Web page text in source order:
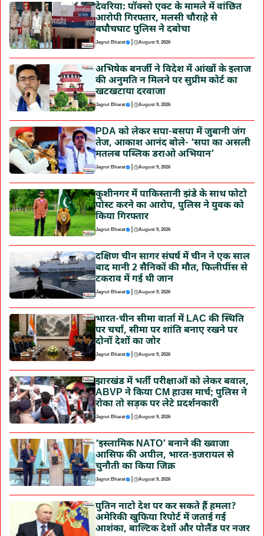
देवरिया: पॉक्सो एक्ट के मामले में वांछित
आरोपी गिरफ्तार, मलसी चौराहे से
बघौचघाट पुलिस ने दबोचा
Jagrut Bharat | August 9, 2026
अभिषेक बनर्जी ने विदेश में आंखों के इलाज
की अनुमति न मिलने पर सुप्रीम कोर्ट का
खटखटाया दरवाजा
Jagrut Bharat | August 9, 2026
PDA को लेकर सपा-बसपा में जुबानी जंग
तेज, आकाश आनंद बोले- ‘सपा का असली
मतलब पब्लिक डराओ अभियान’
Jagrut Bharat | August 9, 2026
कुशीनगर में पाकिस्तानी झंडे के साथ फोटो
पोस्ट करने का आरोप, पुलिस ने युवक को
किया गिरफ्तार
Jagrut Bharat | August 9, 2026
दक्षिण चीन सागर संघर्ष में चीन ने एक साल
बाद मानी 2 सैनिकों की मौत, फिलीपींस से
टकराव में गई थी जान
Jagrut Bharat | August 9, 2026
भारत-चीन सीमा वार्ता में LAC की स्थिति
पर चर्चा, सीमा पर शांति बनाए रखने पर
दोनों देशों का जोर
Jagrut Bharat | August 9, 2026
झारखंड में भर्ती परीक्षाओं को लेकर बवाल,
ABVP ने किया CM हाउस मार्च; पुलिस ने
रोका तो सड़क पर लेटे प्रदर्शनकारी
Jagrut Bharat | August 9, 2026
‘इस्लामिक NATO’ बनाने की ख्वाजा
आसिफ की अपील, भारत-इजरायल से
चुनौती का किया जिक्र
Jagrut Bharat | August 9, 2026
पुतिन नाटो देश पर कर सकते हैं हमला?
अमेरिकी खुफिया रिपोर्ट में जताई गई
आशंका, बाल्टिक देशों और पोलैंड पर नजर